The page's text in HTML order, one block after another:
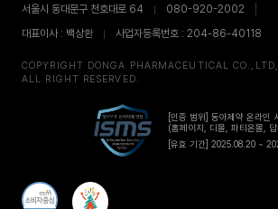
서울시 동대문구 천호대로 64
080-920-2002
대표이사 : 백상환
사업자등록번호 : 204-86-40118
COPYRIGHT DONGA PHARMACEUTICAL CO.,LTD,
ALL RIGHT RESERVED.
[인증 범위] 동아제약 온라인
(홈페이지, 디몰, 파티온몰,
[유효 기간] 2025.08.20 ~